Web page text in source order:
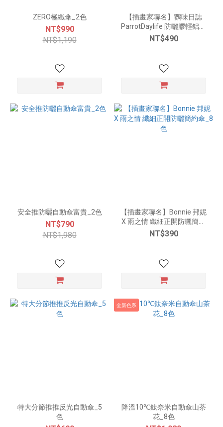
ZERO極纖傘_2色
NT$990
NT$1,190
【插畫家聯名】鸚味日誌
ParrotDaylife 防曬膠輕鋁抗
風折傘_10色
NT$490
安全推防曬自動傘富貴_2色
NT$790
NT$1,980
【插畫家聯名】Bonnie 邦妮
X 雨之情 纖細正開防曬簡約
傘_8色
NT$390
特大分節推推反光自動傘_5
色
全新色系
降溫10℃鈦奈米自動傘山茶
花_8色